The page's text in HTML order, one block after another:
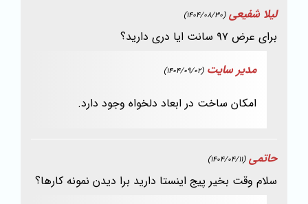
لیلا شفیعی (1404/08/30)
برای عرض ۹۷ سانت ایا دری دارید؟
مدیر سایت (1404/09/02)
امکان ساخت در ابعاد دلخواه وجود دارد.
حاتمی (1404/04/11)
سلام وقت بخیر پیج اینستا دارید برا دیدن نمونه کارها؟